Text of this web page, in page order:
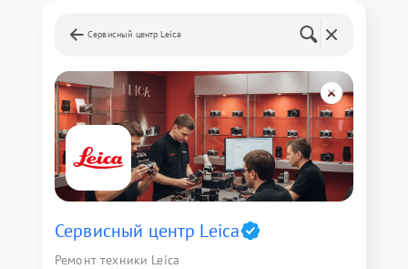
Сервисный центр Leica
Сервисный центр Leica
Ремонт техники Leica